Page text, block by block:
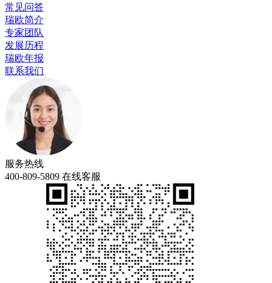
常见问答
瑞欧简介
专家团队
发展历程
瑞欧年报
联系我们
服务热线
400-809-5809 在线客服